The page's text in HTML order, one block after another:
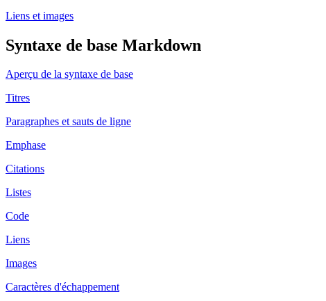
Liens et images
Syntaxe de base Markdown
Aperçu de la syntaxe de base
Titres
Paragraphes et sauts de ligne
Emphase
Citations
Listes
Code
Liens
Images
Caractères d'échappement